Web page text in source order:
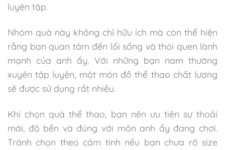
luyện tập.
Nhóm quà này không chỉ hữu ích mà còn thể hiện
rằng bạn quan tâm đến lối sống và thói quen lành
mạnh của anh ấy. Với những bạn nam thường
xuyên tập luyện, một món đồ thể thao chất lượng
sẽ được sử dụng rất nhiều.
Khi chọn quà thể thao, bạn nên ưu tiên sự thoải
mái, độ bền và đúng với môn anh ấy đang chơi.
Tránh chọn theo cảm tính nếu bạn chưa rõ size